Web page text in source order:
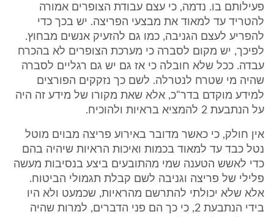
פעילותם בו. נדמה, כי עצם עבודת הצופרים אמורה
להטריד עד למאוד את מבצעי הפריצה. יש בכך כדי
להפריע לעצם הגניבה, כמו גם להזעיק אנשים מבחוץ.
לפיכך, יש מקום לסברה כי מערכת הצופרים לא בהכרח
עבדה. ככל שלא חובלה כי אז גם יש גם רגליים לסברה
שהיה מי שטרח לנטרלה. לשם כך נזקקים הפורצים
למידע מוקדם בדר"כ, אלא שאת מקורו של מידע זה היה
על הנתבעת 2 להמציא בראיות ולהוכיח.
אין חולק, כי כאשר מדובר באירוע פריצה מבוים מוטל
נטל כבד עד למאוד בכמות ואיכות הראיות שיהיה בהם
כדי לאשש הטענה שמי מהתובעים ביצע בנסיבות מעשה
פלילי של פריצה וגניבה לשם קבלת תגמולי הביטוח.
אלא שלא יכולתי להתרשם מהראיות, שכמעט ולא היו
בידי הנתבעת 2, כי כך הם פני הדברים, למרות שהיה